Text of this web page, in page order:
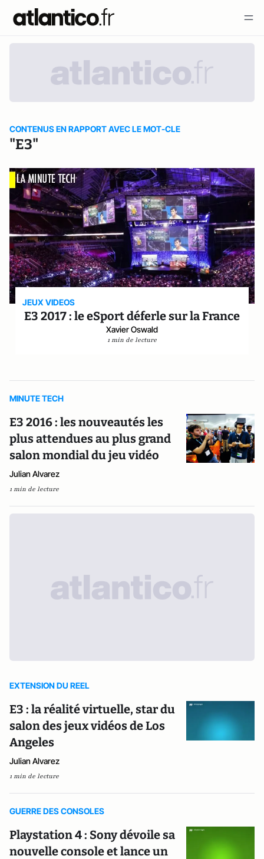
CONTENUS EN RAPPORT AVEC LE MOT-CLE
"E3"
JEUX VIDEOS
E3 2017 : le eSport déferle sur la France
Xavier Oswald
1 min de lecture
MINUTE TECH
E3 2016 : les nouveautés les
plus attendues au plus grand
salon mondial du jeu vidéo
Julian Alvarez
1 min de lecture
EXTENSION DU REEL
E3 : la réalité virtuelle, star du
salon des jeux vidéos de Los
Angeles
Julian Alvarez
1 min de lecture
GUERRE DES CONSOLES
Playstation 4 : Sony dévoile sa
nouvelle console et lance un